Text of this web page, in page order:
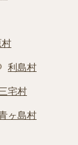
村
利島村
宅村
ヶ島村